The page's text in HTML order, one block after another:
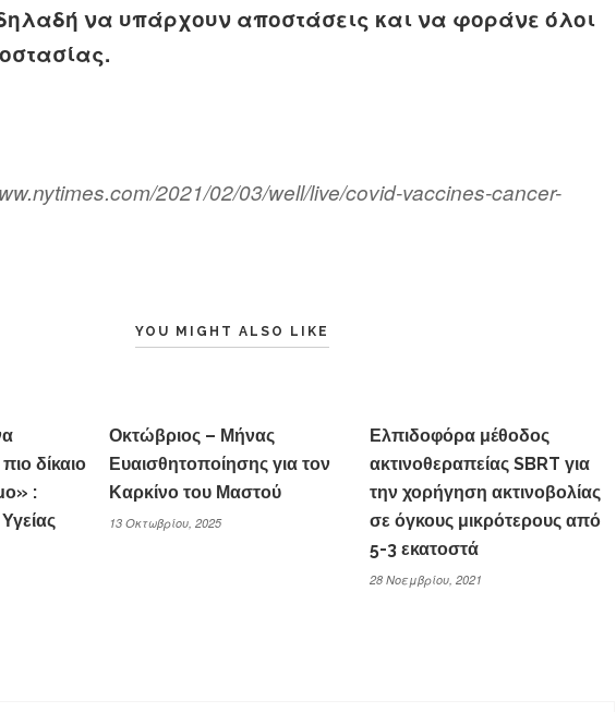
να υπάρχουν αποστάσεις και να φοράνε όλοι
2021/02/03/well/live/covid-vaccines-cancer-
YOU MIGHT ALSO LIKE
δίκαιο
:
Οκτώβριος – Μήνας
Ευαισθητοποίησης για τον
Καρκίνο του Μαστού
13 Οκτωβρίου, 2025
Ελπιδοφόρα μέθοδος
ακτινοθεραπείας SBRT για
την χορήγηση ακτινοβολίας
σε όγκους μικρότερους από
5-3 εκατοστά
28 Νοεμβρίου, 2021